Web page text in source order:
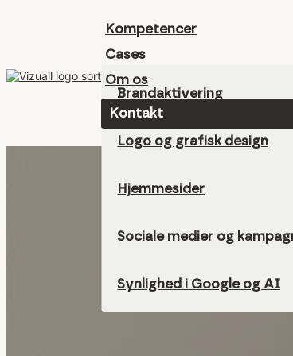
Kompetencer
Brandaktivering
Logo og grafisk design
Hjemmesider
Sociale medier og
Synlighed i Google og AI
Cases
Om os
Kontakt